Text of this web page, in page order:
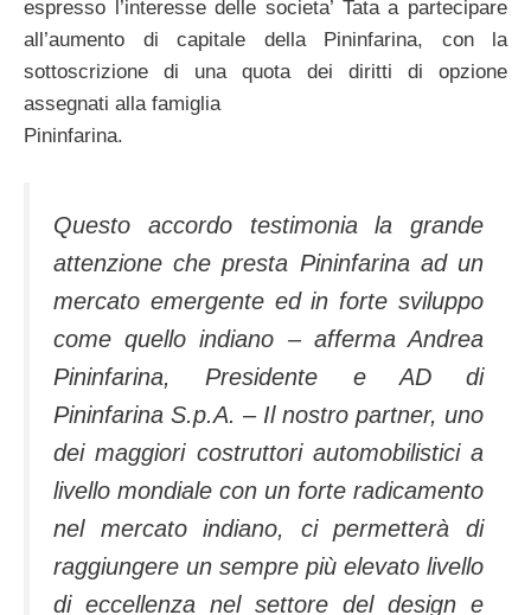
espresso l’interesse delle societa’ Tata a partecipare
all’aumento di capitale della Pininfarina, con la
sottoscrizione di una quota dei diritti di opzione
assegnati alla famiglia
Pininfarina.
Questo accordo testimonia la grande
attenzione che presta Pininfarina ad un
mercato emergente ed in forte sviluppo
come quello indiano – afferma Andrea
Pininfarina, Presidente e AD di
Pininfarina S.p.A. – Il nostro partner, uno
dei maggiori costruttori automobilistici a
livello mondiale con un forte radicamento
nel mercato indiano, ci permetterà di
raggiungere un sempre più elevato livello
di eccellenza nel settore del design e